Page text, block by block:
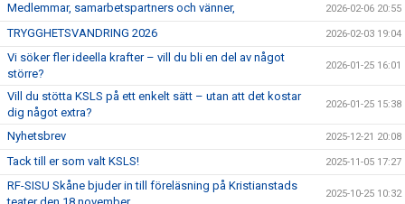
Medlemmar, samarbetspartners och vänner, 2026-02-06 20:55
TRYGGHETSVANDRING 2026 2026-02-03 19:04
Vi söker fler ideella krafter – vill du bli en del av något
större?
2026-01-25 16:01
Vill du stötta KSLS på ett enkelt sätt – utan att det kostar
dig något extra?
2026-01-25 15:38
Nyhetsbrev 2025-12-21 20:08
Tack till er som valt KSLS! 2025-11-05 17:27
RF-SISU Skåne bjuder in till föreläsning på Kristianstads
2025-10-25 10:32